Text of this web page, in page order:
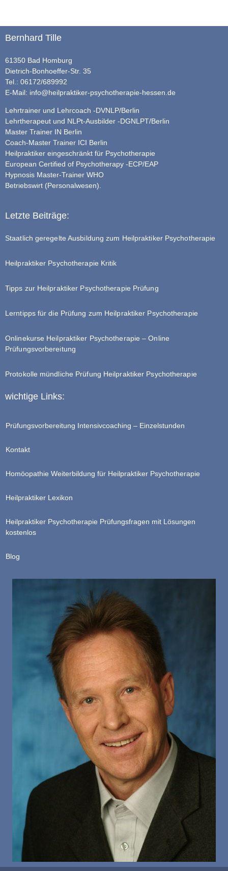
Bernhard Tille
61350 Bad Homburg
Dietrich-Bonhoeffer-Str. 35
Tel.: 06172/689992
E-Mail: info@heilpraktiker-psychotherapie-hessen.de
Lehrtrainer und Lehrcoach -DVNLP/Berlin
Lehrtherapeut und NLPt-Ausbilder -DGNLPT/Berlin
Master Trainer IN Berlin
Coach-Master Trainer ICI Berlin
Heilpraktiker eingeschränkt für Psychotherapie
European Certified of Psychotherapy -ECP/EAP
Hypnosis Master-Trainer WHO
Betriebswirt (Personalwesen).
Letzte Beiträge:
Staatlich geregelte Ausbildung zum Heilpraktiker Psychotherapie
Heilpraktiker Psychotherapie Kritik
Tipps zur Heilpraktiker Psychotherapie Prüfung
Lerntipps für die Prüfung zum Heilpraktiker Psychotherapie
Onlinekurse Heilpraktiker Psychotherapie – Online
Prüfungsvorbereitung
Protokolle mündliche Prüfung Heilpraktiker Psychotherapie
wichtige Links:
Prüfungsvorbereitung Intensivcoaching – Einzelstunden
Kontakt
Homöopathie Weiterbildung für Heilpraktiker Psychotherapie
Heilpraktiker Lexikon
Heilpraktiker Psychotherapie Prüfungsfragen mit Lösungen
kostenlos
Blog